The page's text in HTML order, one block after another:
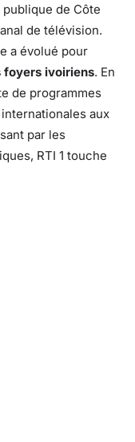
de Côte
de télévision.
a évolué pour
foyers ivoiriens. En
de programmes
aux
par les
RTI 1 touche